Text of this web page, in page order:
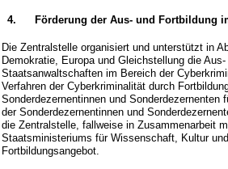
4. Förderung der Aus- und Fortbildung
Die Zentralstelle organisiert und unterstützt in
Demokratie, Europa und Gleichstellung die
Staatsanwaltschaften im Bereich der
Verfahren der Cyberkriminalität durch
Sonderdezernentinnen und
der Sonderdezernentinnen und
die Zentralstelle, fallweise in Zusammenarbeit
Staatsministeriums für Wissenschaft, Kultur
Fortbildungsangebot.